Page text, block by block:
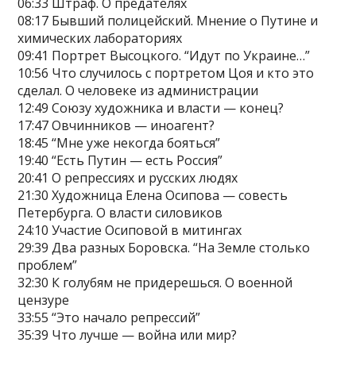
08:17 Бывший полицейский. Мнение о Путине и
химических лабораториях
09:41 Портрет Высоцкого. “Идут по Украине…”
10:56 Что случилось с портретом Цоя и кто это
сделал. О человеке из администрации
12:49 Союзу художника и власти — конец?
17:47 Овчинников — иноагент?
18:45 “Мне уже некогда бояться”
19:40 “Есть Путин — есть Россия”
20:41 О репрессиях и русских людях
21:30 Художница Елена Осипова — совесть
Петербурга. О власти силовиков
24:10 Участие Осиповой в митингах
29:39 Два разных Боровска. “На Земле столько
проблем”
32:30 К голубям не придерешься. О военной
цензуре
33:55 “Это начало репрессий”
35:39 Что лучше — война или мир?